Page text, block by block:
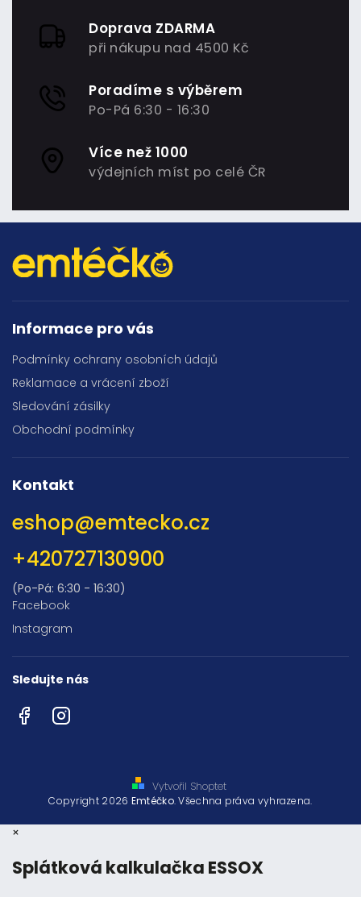
Doprava ZDARMA
při nákupu nad 4500 Kč
Poradíme s výběrem
Po-Pá 6:30 - 16:30
Více než 1000
výdejních míst po celé ČR
Informace pro vás
Podmínky ochrany osobních údajů
Reklamace a vrácení zboží
Sledování zásilky
Obchodní podmínky
Kontakt
eshop@emtecko.cz
+420727130900
(Po-Pá: 6:30 - 16:30)
Facebook
Instagram
Sledujte nás
FacebookInstagram
Vytvořil Shoptet
Copyright 2026 Emtéčko. Všechna práva vyhrazena.
×
Splátková kalkulačka ESSOX